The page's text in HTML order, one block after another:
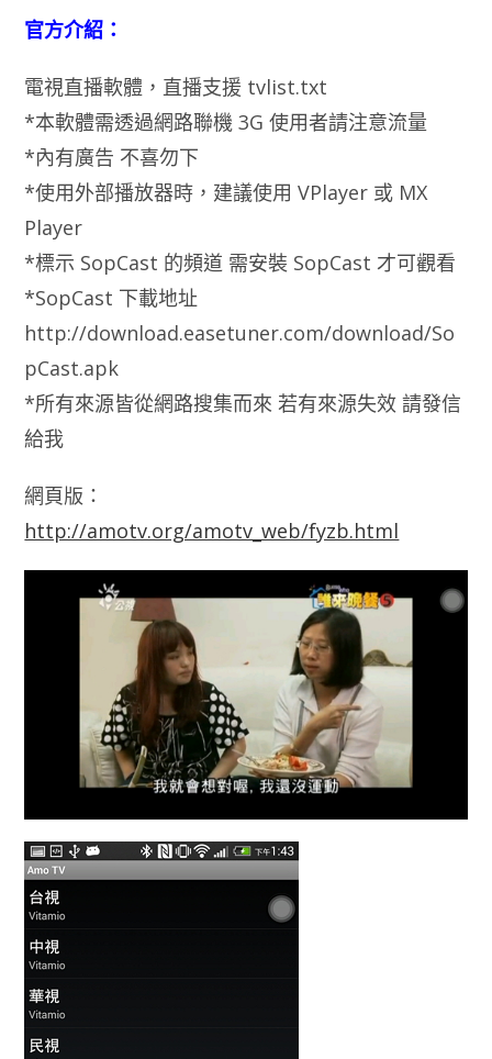
官方介紹：
電視直播軟體，直播支援 tvlist.txt
*本軟體需透過網路聯機 3G 使用者請注意流量
*內有廣告 不喜勿下
*使用外部播放器時，建議使用 VPlayer 或 MX
Player
*標示 SopCast 的頻道 需安裝 SopCast 才可觀看
*SopCast 下載地址
http://download.easetuner.com/download/So
pCast.apk
*所有來源皆從網路搜集而來 若有來源失效 請發信
給我
網頁版：
http://amotv.org/amotv_web/fyzb.html